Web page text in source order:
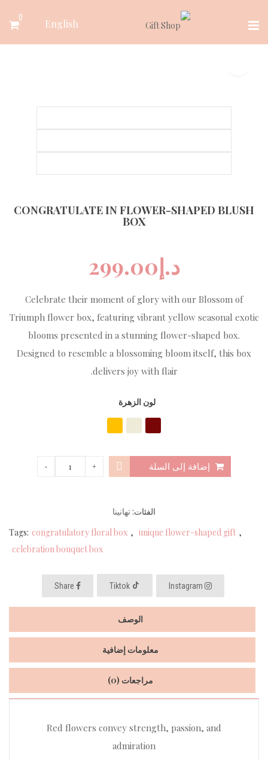
0 English
CONGRATULATE IN FLOWER-SHAPED BLUSH
BOX
د.إ299.00
Celebrate their moment of glory with our Blossom of
Triumph flower box, featuring vibrant yellow seasonal exotic
blooms presented in a stunning flower-shaped box.
Designed to resemble a blossoming bloom itself, this box
delivers joy with flair.
لون الزهرة
إضافة إلى السلة
الفئات: تهانينا
Tags: congratulatory floral box , unique flower-shaped gift ,
celebration bouquet box
الوصف
معلومات إضافية
مراجعات (0)
Red flowers convey strength, passion, and
admiration